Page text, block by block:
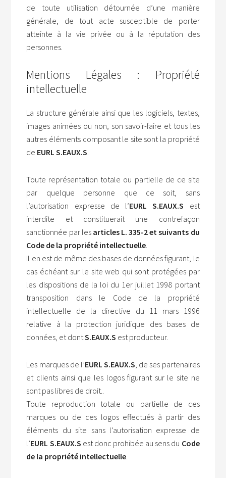
de toute utilisation détournée d’une manière
générale, de tout acte susceptible de porter
atteinte à la vie privée ou à la réputation des
personnes.
Mentions Légales : Propriété
intellectuelle
La structure générale ainsi que les logiciels, textes,
images animées ou non, son savoir-faire et tous les
autres éléments composant le site sont la propriété
de EURL S.EAUX.S.
Toute représentation totale ou partielle de ce site
par quelque personne que ce soit, sans
l’autorisation expresse de l’EURL S.EAUX.S est
interdite et constituerait une contrefaçon
sanctionnée par les articles L. 335-2 et suivants du
Code de la propriété intellectuelle.
Il en est de même des bases de données figurant, le
cas échéant sur le site web qui sont protégées par
les dispositions de la loi du 1er juillet 1998 portant
transposition dans le Code de la propriété
intellectuelle de la directive du 11 mars 1996
relative à la protection juridique des bases de
données, et dontS.EAUX.S est producteur.
Les marques de l’EURL S.EAUX.S, de ses partenaires
et clients ainsi que les logos figurant sur le site ne
sont pas libres de droit..
Toute reproduction totale ou partielle de ces
marques ou de ces logos effectués à partir des
éléments du site sans l’autorisation expresse de
l’EURL S.EAUX.S est donc prohibée au sens du Code
de la propriété intellectuelle.